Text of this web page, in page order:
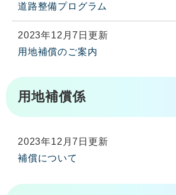
道路整備プログラム
2023年12月7日更新
用地補償のご案内
用地補償係
2023年12月7日更新
補償について